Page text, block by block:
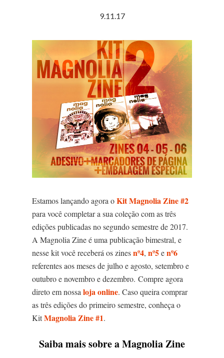
9.11.17
Estamos lançando agora oKit Magnolia Zine #2
para você completar a sua coleção com as três
edições publicadas no segundo semestre de 2017.
A Magnolia Zine é uma publicação bimestral, e
nesse kit você receberá os zinesnº4, nº5enº6
referentes aos meses de julho e agosto, setembro e
outubro e novembro e dezembro. Compre agora
direto em nossa loja online. Caso queira comprar
as três edições do primeiro semestre, conheça o
KitMagnolia Zine #1.
Saiba mais sobre a Magnolia Zine